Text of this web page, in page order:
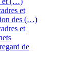
et
des (…)
et
de